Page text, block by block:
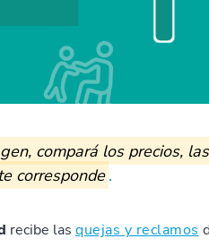
compará los precios,
corresponde .
recibe las quejas y reclamos